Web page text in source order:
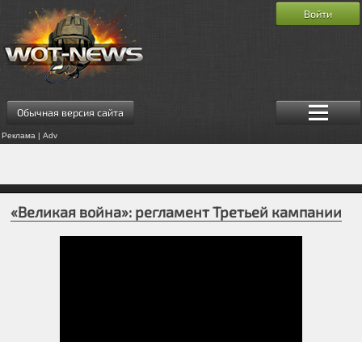
Обычная версия сайта
Реклама | Adv
Войти
«Великая война»: регламент Третьей кампании